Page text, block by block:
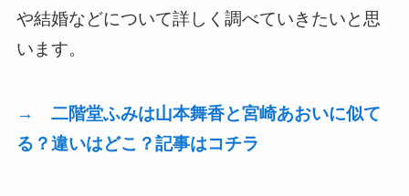
や結婚などについて詳しく調べていきたいと思
います。
→ 二階堂ふみは山本舞香と宮崎あおいに似て
る？違いはどこ？記事はコチラ